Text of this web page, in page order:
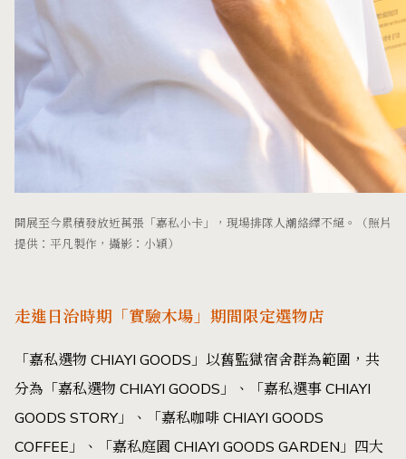
開展至今累積發放近萬張「嘉私小卡」，現場排隊人潮絡繹不絕。（照片
提供：平凡製作，攝影：小穎）
走進日治時期「實驗木場」期間限定選物店
「嘉私選物 CHIAYI GOODS」以舊監獄宿舍群為範圍，共
分為「嘉私選物 CHIAYI GOODS」、「嘉私選事 CHIAYI
GOODS STORY」、「嘉私咖啡 CHIAYI GOODS
COFFEE」、「嘉私庭園 CHIAYI GOODS GARDEN」四大